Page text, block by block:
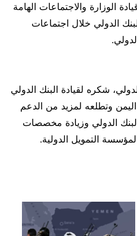
الوزارة والاجتماعات الهامة
الدولي خلال اجتماعات
شكره لقيادة البنك الدولي
وتطلعه لمزيد من الدعم
الدولي وزيادة مخصصات
التمويل الدولية.